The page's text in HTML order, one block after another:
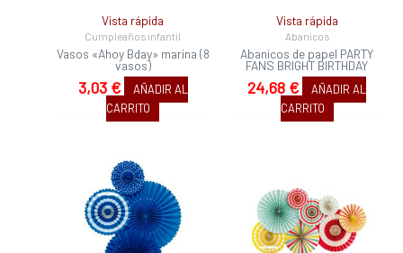
Vista rápida
Cumpleaños infantil
Vasos «Ahoy Bday» marina (8
vasos)
3,03 €
AÑADIR AL
CARRITO
Vista rápida
Abanicos
Abanicos de papel PARTY
FANS BRIGHT BIRTHDAY
24,68 €
AÑADIR AL
CARRITO